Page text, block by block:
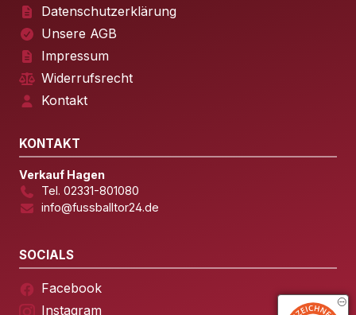
Datenschutzerklärung
Unsere AGB
Impressum
Widerrufsrecht
Kontakt
KONTAKT
Verkauf Hagen
Tel. 02331-801080
info@fussballtor24.de
SOCIALS
Facebook
Instagram